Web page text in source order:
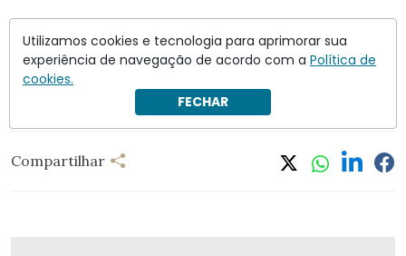
Siga a leituraemCrusoé. Assine e apoie o jornalismo
independente.
CPMI do INSS
Compartilhar
Utilizamos cookies e tecnologia para aprimorar sua
experiência de navegação de acordo com a Política de
cookies.
FECHAR